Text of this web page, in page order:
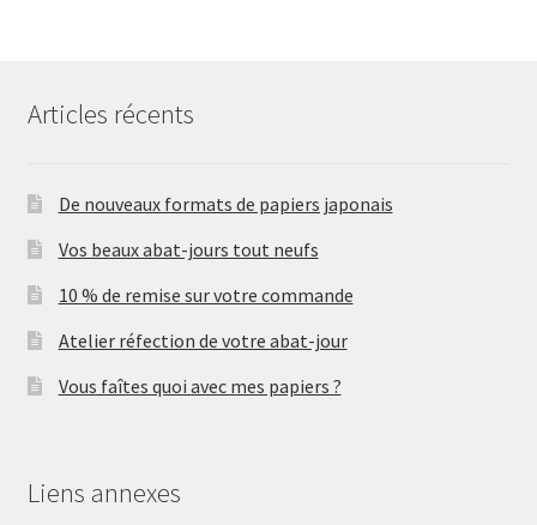
Articles récents
De nouveaux formats de papiers japonais
Vos beaux abat-jours tout neufs
10 % de remise sur votre commande
Atelier réfection de votre abat-jour
Vous faîtes quoi avec mes papiers ?
Liens annexes